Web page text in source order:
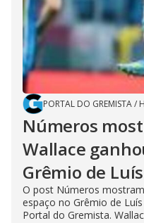
PORTAL DO GREMISTA/
Números
Wallace
Grêmio de
O post Números
espaço no Grêmio de
Portal do Gremista.